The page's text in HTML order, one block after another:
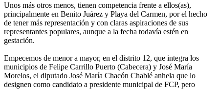
Unos más otros menos, tienen competencia frente a ellos(as),
principalmente en Benito Juárez y Playa del Carmen, por el hecho
de tener más representación y con claras aspiraciones de sus
representantes populares, aunque a la fecha todavía estén en
gestación.
Empecemos de menor a mayor, en el distrito 12, que integra los
municipios de Felipe Carrillo Puerto (Cabecera) y José María
Morelos, el diputado José María Chacón Chablé anhela que lo
designen como candidato a presidente municipal de FCP, pero